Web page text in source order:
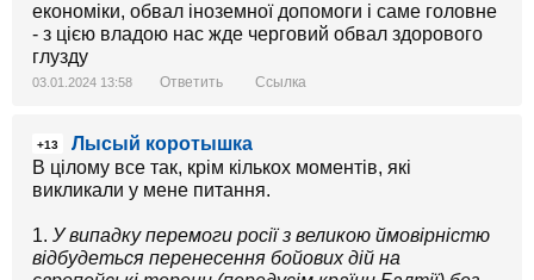
економіки, обвал іноземної допомоги і саме головне
- з цією владою нас жде черговий обвал здорового
глузду
03.01.2024 13:58 Ответить Ссылка
+13
Лысый коротышка
В цілому все так, крім кількох моментів, які
викликали у мене питання.
1. У випадку перемоги росії з великою ймовірністю
відбудеться перенесення бойових дій на